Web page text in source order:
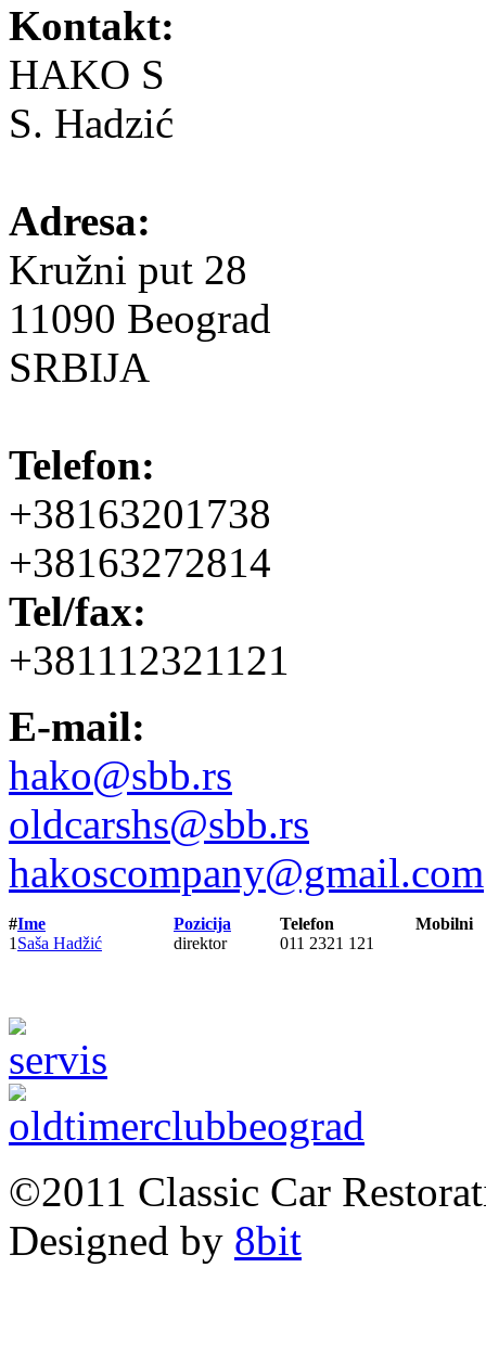
Kontakt:
HAKO S
S. Hadzić
Adresa:
Kružni put 28
11090 Beograd
SRBIJA
Telefon:
+38163201738
+38163272814
Tel/fax:
+381112321121
E-mail:
hako@sbb.rs
oldcarshs@sbb.rs
hakoscompany@gmail.com
#Ime Pozicija Telefon
Mobilni
1 Saša Hadžić direktor 011 2321 121
©2011 Classic Car
Designed by 8bit